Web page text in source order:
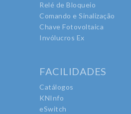
Relé de Bloqueio
Comando e Sinalização
Chave Fotovoltaica
Invólucros Ex
FACILIDADES
Catálogos
KNInfo
eSwitch